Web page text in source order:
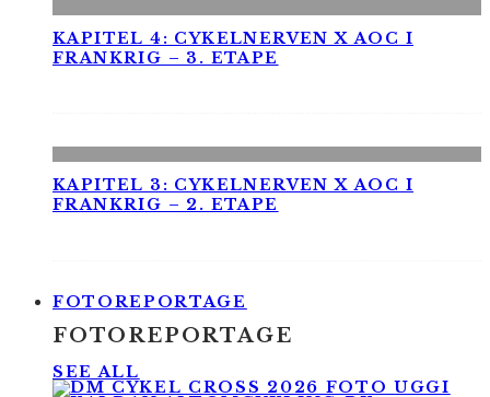
KAPITEL 4: CYKELNERVEN X AOC I
FRANKRIG – 3. ETAPE
KAPITEL 3: CYKELNERVEN X AOC I
FRANKRIG – 2. ETAPE
FOTOREPORTAGE
FOTOREPORTAGE
SEE ALL